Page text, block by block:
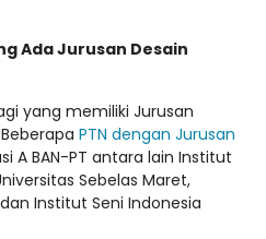
Ada Jurusan Desain
yang memiliki Jurusan
PTN dengan Jurusan
A BAN-PT antara lain Institut
Sebelas Maret,
Institut Seni Indonesia